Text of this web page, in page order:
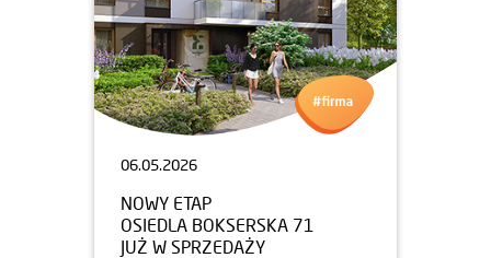
06.05.2026
NOWY ETAP
OSIEDLA BOKSERSKA 71
JUŻ W SPRZEDAŻY